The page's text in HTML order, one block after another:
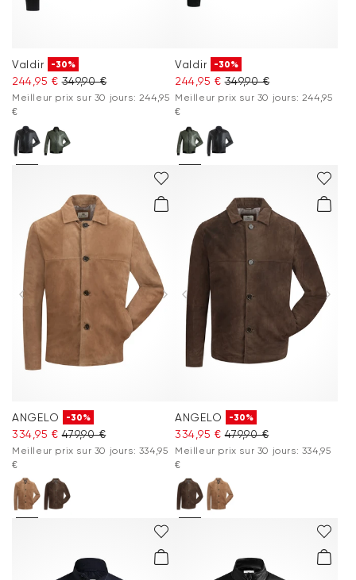
Valdir -30%
244,95 € 349,90 €
Meilleur prix sur 30 jours: 244,95
€
Valdir -30%
244,95 € 349,90 €
Meilleur prix sur 30 jours: 244,95
€
ANGELO -30%
334,95 € 479,90 €
Meilleur prix sur 30 jours: 334,95
€
ANGELO -30%
334,95 € 479,90 €
Meilleur prix sur 30 jours: 334,95
€